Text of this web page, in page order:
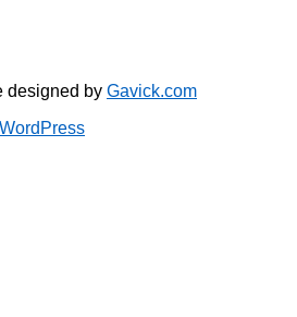
designed by Gavick.com
WordPress